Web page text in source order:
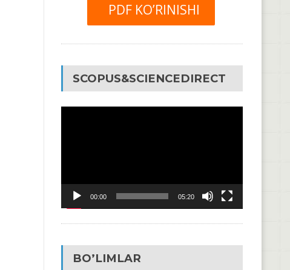
PDF KO’RINISHI
SCOPUS&SCIENCEDIRECT
00:00 05:20
BO’LIMLAR